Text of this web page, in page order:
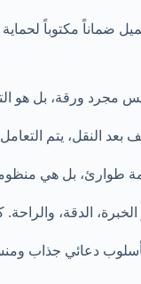
ضماناً مكتوباً لحماية
مجرد ورقة، بل هو
النقل، يتم
طوارئ، بل هي
الخبرة، الدقة،
دعائي جذاب